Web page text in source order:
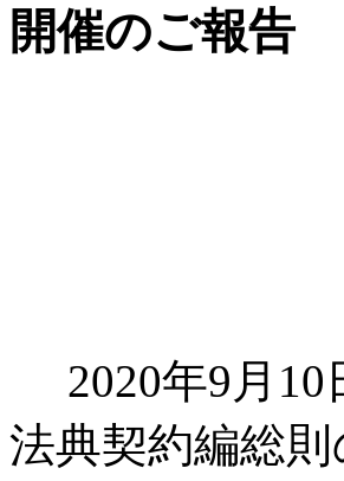
開催のご報告
2020年9月
法典契約編総